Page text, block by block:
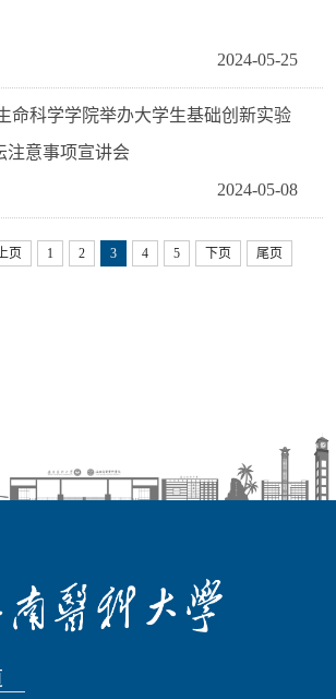
2024-05-25
命科学学院举办大学生基础创新实验
注意事项宣讲会
2024-05-08
上页 1 2 3 4 5 下页 尾页